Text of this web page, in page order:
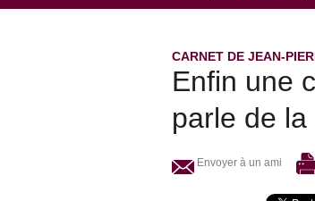
CARNET DE JEAN-
Enfin une
parle de
Envoyer à un ami